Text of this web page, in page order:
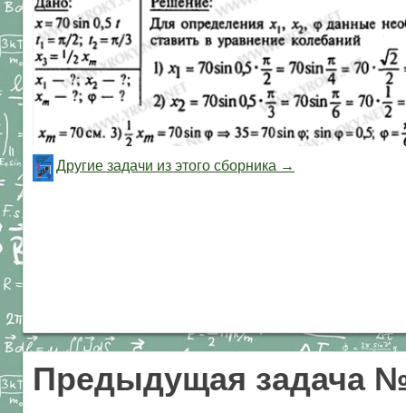
Другие задачи из этого сборника →
Предыдущая задача